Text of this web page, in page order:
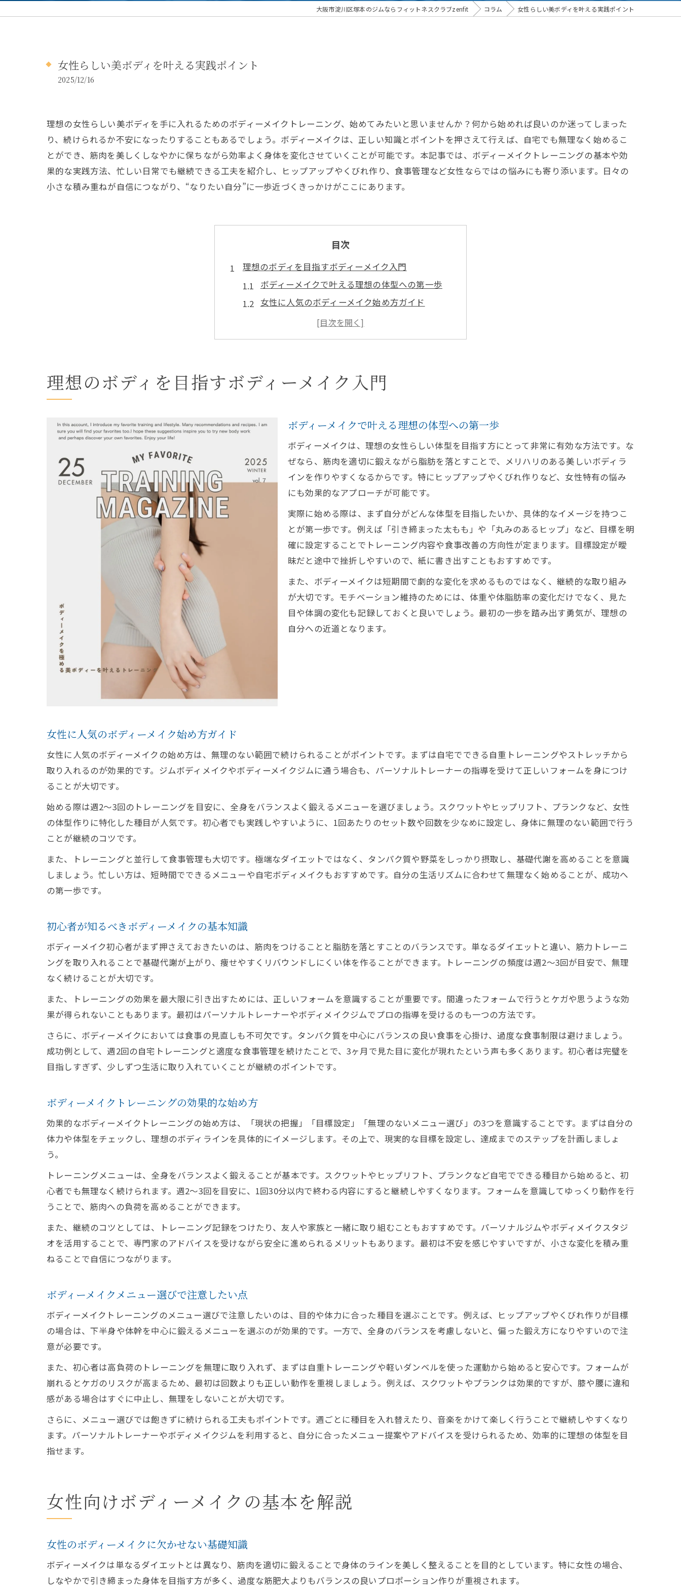
大阪市淀川区塚本のジムならフィットネスクラブzenfit コラム 女性らしい美ボディを叶える実践ポイント
女性らしい美ボディを叶える実践ポイント
2025/12/16
理想の女性らしい美ボディを手に入れるためのボディーメイクトレーニング、始めてみたいと思いませんか？何から始めれば良いのか迷ってしまった
り、続けられるか不安になったりすることもあるでしょう。ボディーメイクは、正しい知識とポイントを押さえて行えば、自宅でも無理なく始めるこ
とができ、筋肉を美しくしなやかに保ちながら効率よく身体を変化させていくことが可能です。本記事では、ボディーメイクトレーニングの基本や効
果的な実践方法、忙しい日常でも継続できる工夫を紹介し、ヒップアップやくびれ作り、食事管理など女性ならではの悩みにも寄り添います。日々の
小さな積み重ねが自信につながり、“なりたい自分”に一歩近づくきっかけがここにあります。
目次
理想のボディを目指すボディーメイク入門
ボディーメイクで叶える理想の体型への第一歩
女性に人気のボディーメイク始め方ガイド
初心者が知るべきボディーメイクの基本知識
ボディーメイクトレーニングの効果的な始め方
女性向けボディーメイクの基本を解説
女性のボディーメイクに欠かせない基礎知識
美ボディへ導くボディーメイクのポイント解説
しなやかな身体を作るボディーメイク方法
ボディーメイク女性ビフォーアフター事例紹介
美ボディづくりに欠かせないポイント紹介
美ボディへ導くボディーメイク重要ポイント
くびれやヒップアップのためのボディーメイク術
毎日続けたいボディーメイク習慣のコツ
食事管理とボディーメイクの効果的な関係
ボディーメイクで意識したい正しいフォーム
初心者も安心のボディーメイク実践方法
初心者向けボディーメイクトレーニングの流れ
無理なく続くボディーメイク女性メニュー解説
短時間でできるボディーメイクの工夫ポイント
ボディーメイクを継続させるための工夫ポイント
モチベーション維持に役立つ習慣とチェック法
効果を感じるボディーメイク習慣の作り方
理想のボディを目指すボディーメイク入門
ボディーメイクで叶える理想の体型への第一歩
ボディーメイクは、理想の女性らしい体型を目指す方にとって非常に有効な方法です。な
ぜなら、筋肉を適切に鍛えながら脂肪を落とすことで、メリハリのある美しいボディラ
インを作りやすくなるからです。特にヒップアップやくびれ作りなど、女性特有の悩み
にも効果的なアプローチが可能です。
実際に始める際は、まず自分がどんな体型を目指したいか、具体的なイメージを持つこ
とが第一歩です。例えば「引き締まった太もも」や「丸みのあるヒップ」など、目標を明
確に設定することでトレーニング内容や食事改善の方向性が定まります。目標設定が曖
昧だと途中で挫折しやすいので、紙に書き出すこともおすすめです。
また、ボディーメイクは短期間で劇的な変化を求めるものではなく、継続的な取り組み
が大切です。モチベーション維持のためには、体重や体脂肪率の変化だけでなく、見た
目や体調の変化も記録しておくと良いでしょう。最初の一歩を踏み出す勇気が、理想の
自分への近道となります。
女性に人気のボディーメイク始め方ガイド
女性に人気のボディーメイクの始め方は、無理のない範囲で続けられることがポイントです。まずは自宅でできる自重トレーニングやストレッチから
取り入れるのが効果的です。ジムボディメイクやボディーメイクジムに通う場合も、パーソナルトレーナーの指導を受けて正しいフォームを身につけ
ることが大切です。
始める際は週2～3回のトレーニングを目安に、全身をバランスよく鍛えるメニューを選びましょう。スクワットやヒップリフト、プランクなど、女性
の体型作りに特化した種目が人気です。初心者でも実践しやすいように、1回あたりのセット数や回数を少なめに設定し、身体に無理のない範囲で行う
ことが継続のコツです。
また、トレーニングと並行して食事管理も大切です。極端なダイエットではなく、タンパク質や野菜をしっかり摂取し、基礎代謝を高めることを意識
しましょう。忙しい方は、短時間でできるメニューや自宅ボディメイクもおすすめです。自分の生活リズムに合わせて無理なく始めることが、成功へ
の第一歩です。
初心者が知るべきボディーメイクの基本知識
ボディーメイク初心者がまず押さえておきたいのは、筋肉をつけることと脂肪を落とすことのバランスです。単なるダイエットと違い、筋力トレーニ
ングを取り入れることで基礎代謝が上がり、痩せやすくリバウンドしにくい体を作ることができます。トレーニングの頻度は週2〜3回が目安で、無理
なく続けることが大切です。
また、トレーニングの効果を最大限に引き出すためには、正しいフォームを意識することが重要です。間違ったフォームで行うとケガや思うような効
果が得られないこともあります。最初はパーソナルトレーナーやボディメイクジムでプロの指導を受けるのも一つの方法です。
さらに、ボディーメイクにおいては食事の見直しも不可欠です。タンパク質を中心にバランスの良い食事を心掛け、過度な食事制限は避けましょう。
成功例として、週2回の自宅トレーニングと適度な食事管理を続けたことで、3ヶ月で見た目に変化が現れたという声も多くあります。初心者は完璧を
目指しすぎず、少しずつ生活に取り入れていくことが継続のポイントです。
ボディーメイクトレーニングの効果的な始め方
効果的なボディーメイクトレーニングの始め方は、「現状の把握」「目標設定」「無理のないメニュー選び」の3つを意識することです。まずは自分の
体力や体型をチェックし、理想のボディラインを具体的にイメージします。その上で、現実的な目標を設定し、達成までのステップを計画しましょ
う。
トレーニングメニューは、全身をバランスよく鍛えることが基本です。スクワットやヒップリフト、プランクなど自宅でできる種目から始めると、初
心者でも無理なく続けられます。週2～3回を目安に、1回30分以内で終わる内容にすると継続しやすくなります。フォームを意識してゆっくり動作を行
うことで、筋肉への負荷を高めることができます。
また、継続のコツとしては、トレーニング記録をつけたり、友人や家族と一緒に取り組むこともおすすめです。パーソナルジムやボディメイクスタジ
オを活用することで、専門家のアドバイスを受けながら安全に進められるメリットもあります。最初は不安を感じやすいですが、小さな変化を積み重
ねることで自信につながります。
ボディーメイクメニュー選びで注意したい点
ボディーメイクトレーニングのメニュー選びで注意したいのは、目的や体力に合った種目を選ぶことです。例えば、ヒップアップやくびれ作りが目標
の場合は、下半身や体幹を中心に鍛えるメニューを選ぶのが効果的です。一方で、全身のバランスを考慮しないと、偏った鍛え方になりやすいので注
意が必要です。
また、初心者は高負荷のトレーニングを無理に取り入れず、まずは自重トレーニングや軽いダンベルを使った運動から始めると安心です。フォームが
崩れるとケガのリスクが高まるため、最初は回数よりも正しい動作を重視しましょう。例えば、スクワットやプランクは効果的ですが、膝や腰に違和
感がある場合はすぐに中止し、無理をしないことが大切です。
さらに、メニュー選びでは飽きずに続けられる工夫もポイントです。週ごとに種目を入れ替えたり、音楽をかけて楽しく行うことで継続しやすくなり
ます。パーソナルトレーナーやボディメイクジムを利用すると、自分に合ったメニュー提案やアドバイスを受けられるため、効率的に理想の体型を目
指せます。
女性向けボディーメイクの基本を解説
女性のボディーメイクに欠かせない基礎知識
ボディーメイクは単なるダイエットとは異なり、筋肉を適切に鍛えることで身体のラインを美しく整えることを目的としています。特に女性の場合、
しなやかで引き締まった身体を目指す方が多く、過度な筋肥大よりもバランスの良いプロポーション作りが重視されます。